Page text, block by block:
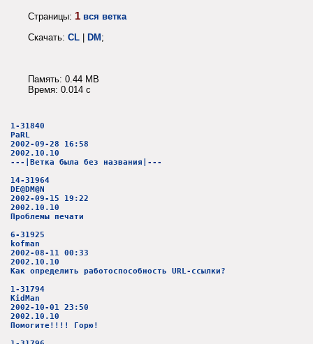
Страницы: 1 вся ветка
Скачать: CL DM ;
Память: 0.44 MB
Время: 0.014 c
1-31840
PaRL
2002-09-28 16:58
2002.10.10
---|Ветка была без названия|---
14-31964
DE@DM@N
2002-09-15 19:22
2002.10.10
Проблемы печати
6-31925
kofman
2002-08-11 00:33
2002.10.10
Как определить работоспособность URL-ссылки?
1-31794
KidMan
2002-10-01 23:50
2002.10.10
Помогите!!!! Горю!